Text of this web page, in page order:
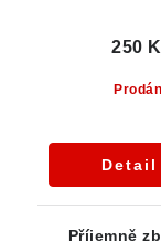
250
Detail
Příjemně